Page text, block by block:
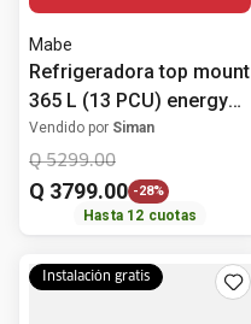
Mabe
Refrigeradora top mount
365 L (13 PCU) energy
saver RMP370GCAT
Mabe
Vendido por Siman
Q 5299.00
Q 3799.00 -28%
Hasta 12 cuotas
Instalación gratis